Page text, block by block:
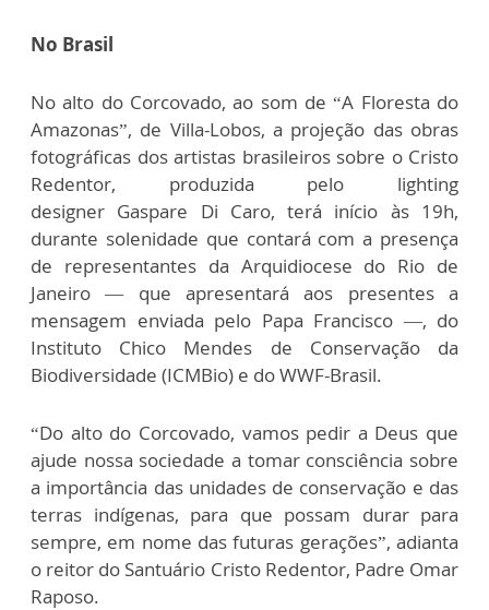
No Brasil
No alto do Corcovado, ao som de “A Floresta do
Amazonas”, de Villa-Lobos, a projeção das obras
fotográficas dos artistas brasileiros sobre o Cristo
Redentor, produzida pelo lighting
designer Gaspare Di Caro, terá início às 19h,
durante solenidade que contará com a presença
de representantes da Arquidiocese do Rio de
Janeiro — que apresentará aos presentes a
mensagem enviada pelo Papa Francisco —, do
Instituto Chico Mendes de Conservação da
Biodiversidade (ICMBio) e do WWF-Brasil.
“Do alto do Corcovado, vamos pedir a Deus que
ajude nossa sociedade a tomar consciência sobre
a importância das unidades de conservação e das
terras indígenas, para que possam durar para
sempre, em nome das futuras gerações”, adianta
o reitor do Santuário Cristo Redentor, Padre Omar
Raposo.